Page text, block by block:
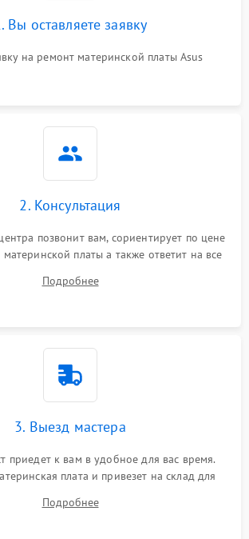
Вы оставляете заявку
на ремонт материнской платы Asus
2. Консультация
позвонит вам, сориентирует по цене
платы а также ответит на все
Подробнее
3. Выезд мастера
приедет к вам в удобное для вас время.
плата и привезет на склад для
Подробнее